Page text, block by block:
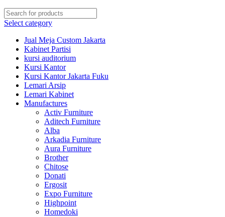
Select category
Jual Meja Custom Jakarta
Kabinet Partisi
kursi auditorium
Kursi Kantor
Kursi Kantor Jakarta Fuku
Lemari Arsip
Lemari Kabinet
Manufactures
Activ Furniture
Aditech Furniture
Alba
Arkadia Furniture
Aura Furniture
Brother
Chitose
Donati
Ergosit
Expo Furniture
Highpoint
Homedoki